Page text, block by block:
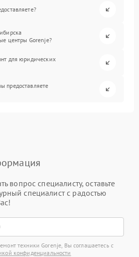
центры Gorenje?
для юридических
предоставляете
вопрос специалисту, оставьте
специалист с радостью
техники Gorenje, Вы соглашаетесь с
конфиденциальности